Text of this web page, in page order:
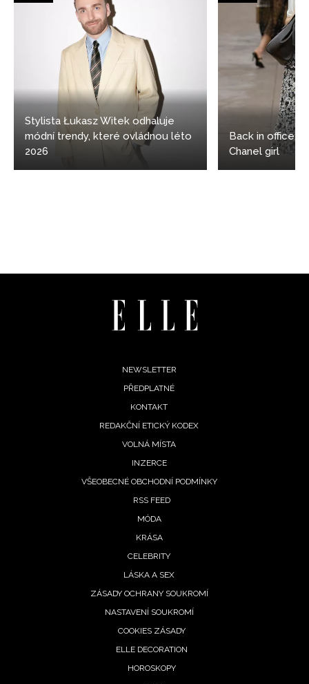
Stylista Łukasz Witek odhaluje
módní trendy, které ovládnou léto
2026
Back in office:
Chanel girl
NEWSLETTER
PŘEDPLATNÉ
KONTAKT
REDAKČNÍ ETICKÝ KODEX
VOLNÁ MÍSTA
INZERCE
VŠEOBECNÉ OBCHODNÍ PODMÍNKY
RSS FEED
MÓDA
KRÁSA
CELEBRITY
LÁSKA A SEX
ZÁSADY OCHRANY SOUKROMÍ
NASTAVENÍ SOUKROMÍ
COOKIES ZÁSADY
ELLE DECORATION
HOROSKOPY